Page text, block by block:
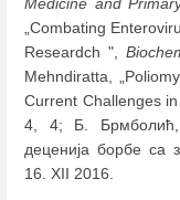
„Combating
Researdch ",
Mehndiratta,
Current Challenges in
4, 4; Б. Брмболић,
деценија борбе са
16. XII 2016.